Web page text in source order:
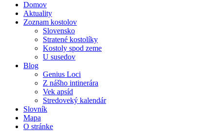
Domov
Aktuality
Zoznam kostolov
Slovensko
Stratené kostolíky
Kostoly spod zeme
U susedov
Blog
Genius Loci
Z nášho intinerára
Vek apsíd
Stredoveký kalendár
Slovník
Mapa
O stránke